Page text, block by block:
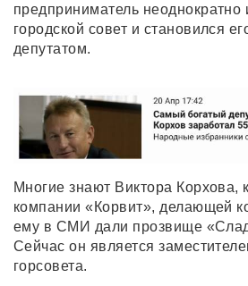
предприниматель неоднократно
городской совет и становился
депутатом.
Многие знают Виктора Корхова,
компании «Корвит», делающей
ему в СМИ дали прозвище
Сейчас он является
горсовета.